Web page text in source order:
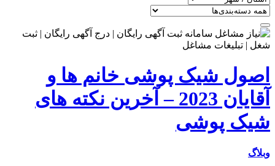
اصول شیک پوشی خانم ها و
آقایان 2023 – آخرین نکته های
شیک پوشی
وبلاگ